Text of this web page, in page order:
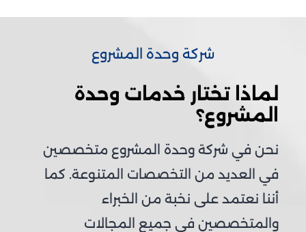
شركة وحدة المشروع
لماذا تختار خدمات وحدة
المشروع؟
نحن في شركة وحدة المشروع متخصصين
في العديد من التخصصات المتنوعة. كما
أننا نعتمد على نخبة من الخبراء
والمتخصصين في جميع المجالات